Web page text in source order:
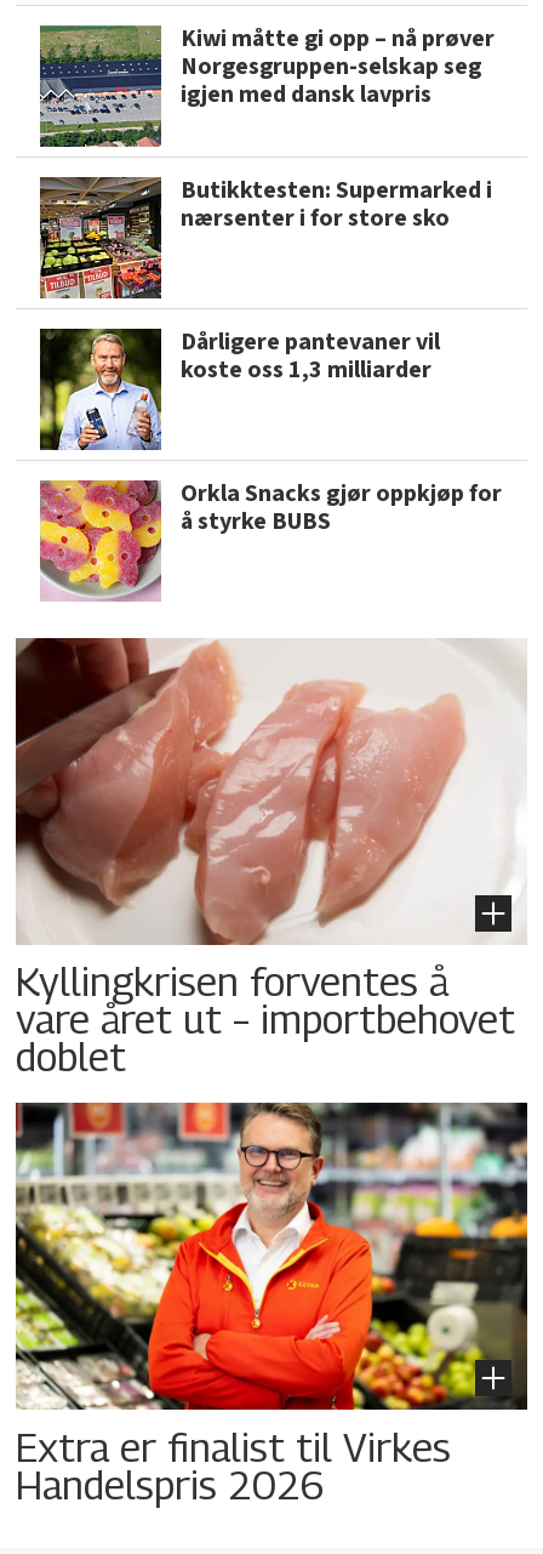
Kiwi måtte gi opp – nå prøver
Norgesgruppen-selskap seg
igjen med dansk lavpris
Butikktesten: Supermarked i
nærsenter i for store sko
Dårligere pantevaner vil
koste oss 1,3 milliarder
Orkla Snacks gjør oppkjøp for
å styrke BUBS
Kyllingkrisen forventes å
vare året ut – importbehovet
doblet
Extra er finalist til Virkes
Handelspris 2026